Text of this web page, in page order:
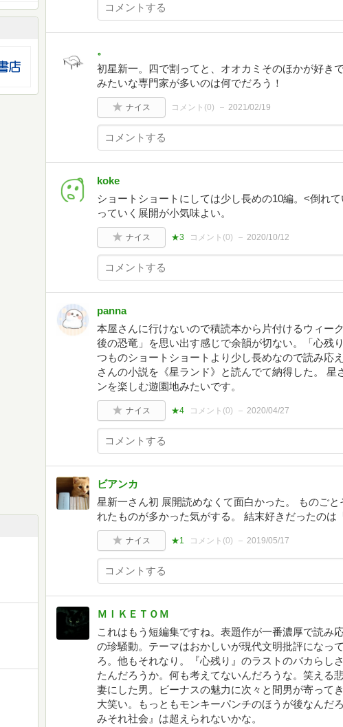
。
初星新一。四で割ってと、オオカミそのほかが好き
みたいな専門家が多いのは何でだろう！
ナイス コメント(0) 2021/02/19
koke
ショートショートにしては少し長めの10編。<倒れ
っていく展開が小気味よい。
ナイス ★3 コメント(0) 2020/10/12
panna
本屋さんに行けないので積読本から片付けるウィー
後の恐竜」を思い出す感じで余韻が切ない。「心残
つものショートショートより少し長めなので読み応
さんの小説を《星ランド》と読んでて納得した。 星
ンを楽しむ遊園地みたいです。
ナイス ★4 コメント(0) 2020/04/27
ビアンカ
星新一さん初 展開読めなくて面白かった。 ものご
れたものが多かった気がする。 結末好きだったのは
ナイス ★1 コメント(0) 2019/05/17
ＭＩＫＥＴＯＭ
これはもう短編集ですね。表題作が一番濃厚で読み
の珍騒動。テーマはおかしいが現代文明批評になっ
ろ。他もそれなり。『心残り』のラストのバカらし
たんだろうか。何も考えてないんだろうな。笑える
妻にした男。ビーナスの魅力に次々と間男が寄って
大笑い。もっともモンキーパンチのほうが後なんだ
みそれ社会』は超えられないかな。